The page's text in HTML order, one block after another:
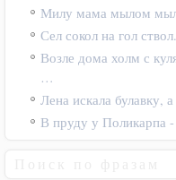
Милу мама мылом
Сел сокол на гол
Возле дома холм с
…
Лена искала булавку,
В пруду у Поликарпа